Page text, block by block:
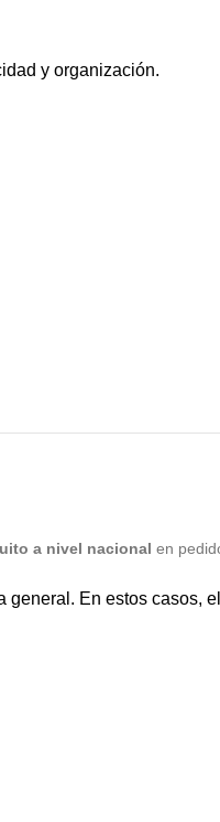
y organización.
a nivel nacional en
En estos casos,